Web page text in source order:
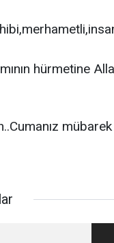
hürmetine